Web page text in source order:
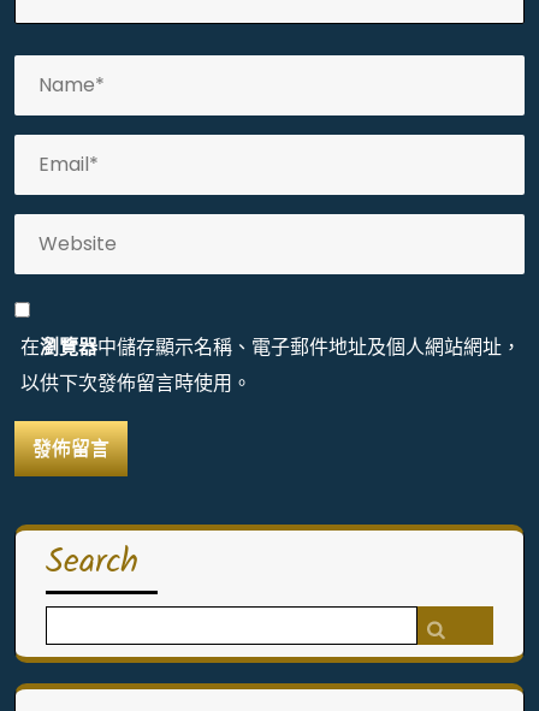
在瀏覽器中儲存顯示名稱、電子郵件地址及個人網站網址，
以供下次發佈留言時使用。
Search
for: